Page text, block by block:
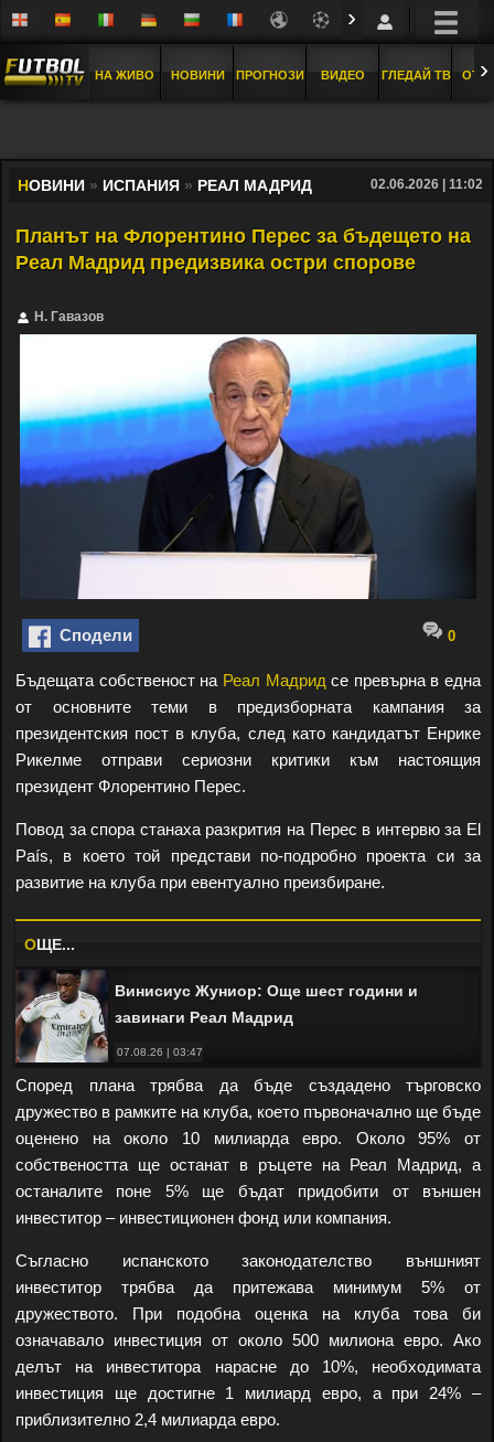
›
НА ЖИВО НОВИНИ ПРОГНОЗИ ВИДЕО ГЛЕДАЙ ТВ ›
НОВИНИ » ИСПАНИЯ » РЕАЛ МАДРИД 02.06.2026 | 11:02
Планът на Флорентино Перес за бъдещето на
Реал Мадрид предизвика остри спорове
Н. Гавазов
Сподели 0
Бъдещата собственост на Реал Мадрид се превърна в една
от основните теми в предизборната кампания за
президентския пост в клуба, след като кандидатът Енрике
Рикелме отправи сериозни критики към настоящия
президент Флорентино Перес.
Повод за спора станаха разкрития на Перес в интервю за El
País, в което той представи по-подробно проекта си за
развитие на клуба при евентуално преизбиране.
OЩЕ...
07.08.26 | 03:47
Винисиус Жуниор: Още шест години и
завинаги Реал Мадрид
Според плана трябва да бъде създадено търговско
дружество в рамките на клуба, което първоначално ще бъде
оценено на около 10 милиарда евро. Около 95% от
собствеността ще останат в ръцете на Реал Мадрид, а
останалите поне 5% ще бъдат придобити от външен
инвеститор – инвестиционен фонд или компания.
Съгласно испанското законодателство външният
инвеститор трябва да притежава минимум 5% от
дружеството. При подобна оценка на клуба това би
означавало инвестиция от около 500 милиона евро. Ако
делът на инвеститора нарасне до 10%, необходимата
инвестиция ще достигне 1 милиард евро, а при 24% –
приблизително 2,4 милиарда евро.